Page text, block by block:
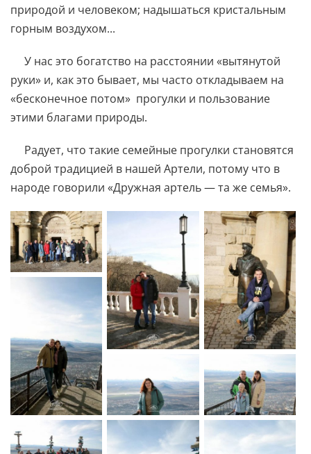
природой и человеком; надышаться кристальным
горным воздухом...
У нас это богатство на расстоянии «вытянутой
руки» и, как это бывает, мы часто откладываем на
«бесконечное потом» прогулки и пользование
этими благами природы.
Радует, что такие семейные прогулки становятся
доброй традицией в нашей Артели, потому что в
народе говорили «Дружная артель — та же семья».